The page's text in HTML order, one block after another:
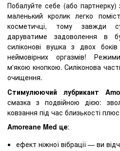
Побалуйте себе (або
маленький кролик легко
косметичці, тому завжди
даруватиме задоволення в
силіконові вушка з двох
неймовірних оргазмів!
м'якою кнопкою. Силіконова
очищення.
Стимулюючий лубрикант
смазка з подвійною дією:
ковзання під час близькості плюс
Amoreane Med це:
ефект ніжної вібрації — ви